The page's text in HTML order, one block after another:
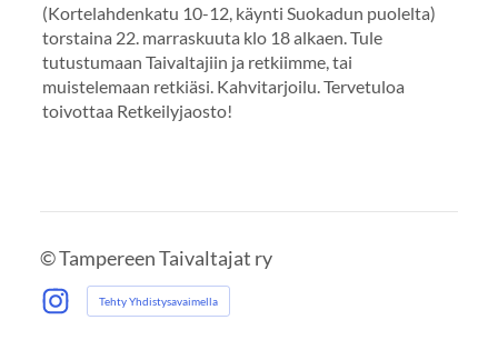
(Kortelahdenkatu 10-12, käynti Suokadun puolelta)
torstaina 22. marraskuuta klo 18 alkaen. Tule
tutustumaan Taivaltajiin ja retkiimme, tai
muistelemaan retkiäsi. Kahvitarjoilu. Tervetuloa
toivottaa Retkeilyjaosto!
©Tampereen Taivaltajat ry
Instagram
Tehty Yhdistysavaimella